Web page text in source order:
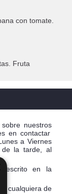
con tomate.
Fruta
nuestros
en contactar
a Viernes
la tarde, al
escrito en la
cualquiera de